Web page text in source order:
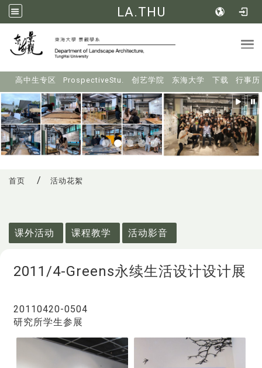
LA.THU
高中生专区 ProspectiveStu. 创艺学院 东海大学 下载 行事历
首页 活动花絮
课外活动
课程教学 活动影音
2011/4-Greens永续生活设计设计展
20110420-0504
研究所学生参展